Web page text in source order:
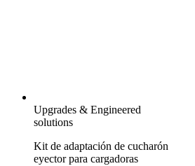
Upgrades & Engineered
solutions
Kit de adaptación de cucharón
eyector para cargadoras